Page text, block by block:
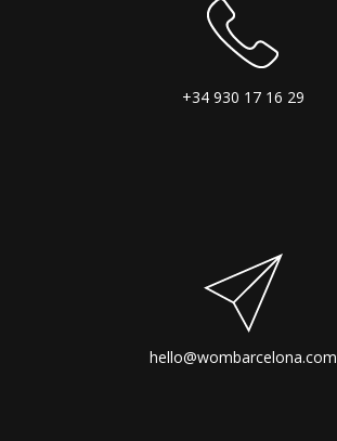
+34 930 17 16 29
hello@wombarcelona.com